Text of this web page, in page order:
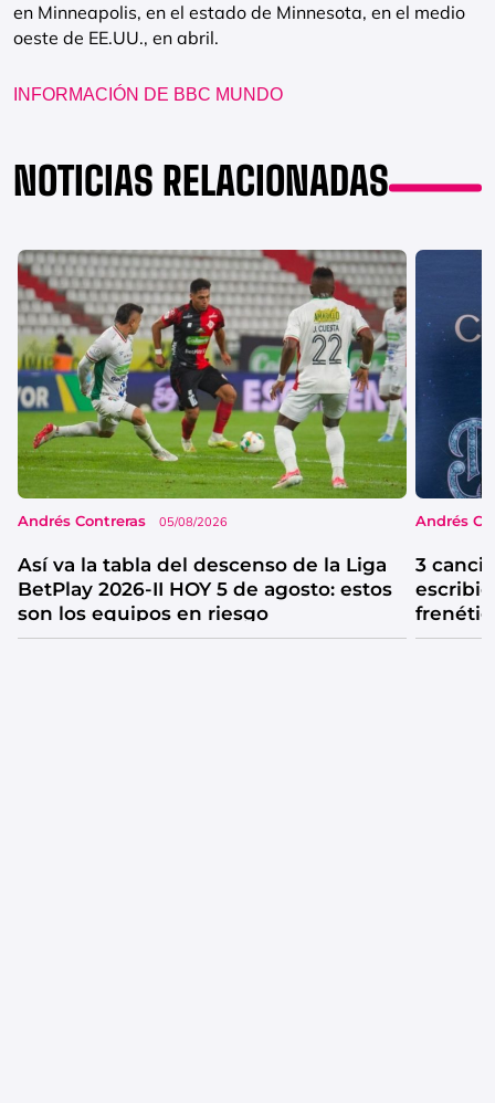
en Minneapolis, en el estado de Minnesota, en el medio
oeste de EE.UU., en abril.
INFORMACIÓN DE BBC MUNDO
NOTICIAS RELACIONADAS
Andrés Contreras 05/08/2026
Así va la tabla del descenso de la Liga
BetPlay 2026-II HOY 5 de agosto: estos
son los equipos en riesgo
Andrés
3